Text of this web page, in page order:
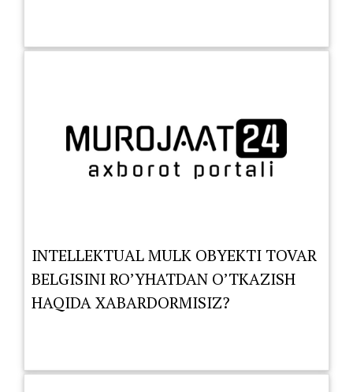
INTELLEKTUAL MULK OBYEKTI TOVAR
BELGISINI RO’YHATDAN O’TKAZISH
HAQIDA XABARDORMISIZ?